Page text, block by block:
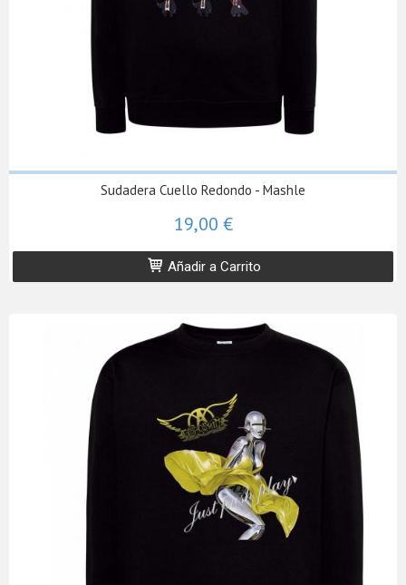
Sudadera Cuello Redondo - Mashle
19,00 €
Añadir a Carrito